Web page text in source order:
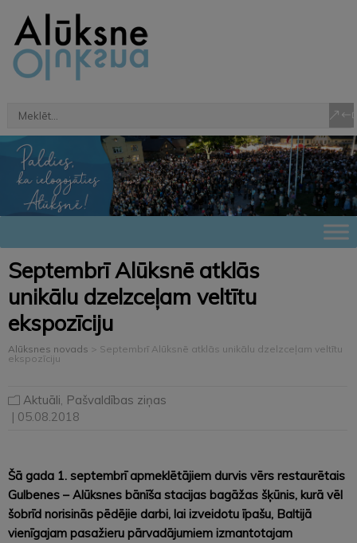
Septembrī Alūksnē atklās
unikālu dzelzceļam veltītu
ekspozīciju
Alūksnes novads > Septembrī Alūksnē atklās unikālu dzelzceļam veltītu
ekspozīciju
Aktuāli Pašvaldības ziņas
| 05.08.2018
Šā gada 1. septembrī apmeklētājiem durvis vērs restaurētais
Gulbenes – Alūksnes bānīša stacijas bagāžas šķūnis, kurā vēl
šobrīd norisinās pēdējie darbi, lai izveidotu īpašu, Baltijā
vienīgajam pasažieru pārvadājumiem izmantotajam